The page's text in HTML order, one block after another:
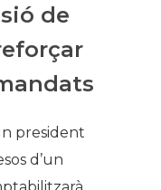
de
president
d’un